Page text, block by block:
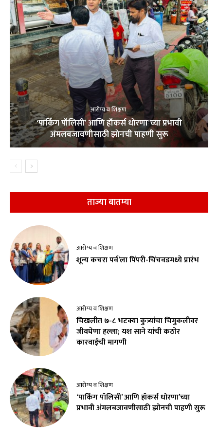
आरोग्य व शिक्षण
‘पार्किंग पॉलिसी’ आणि हॉकर्स धोरणा’च्या प्रभावी
अंमलबजावणीसाठी झोनची पाहणी सुरू
ताज्या बातम्या
आरोग्य व शिक्षण
शून्य कचरा पर्व’ला पिंपरी-चिंचवडमध्ये प्रारंभ
आरोग्य व शिक्षण
चिखलीत ७-८ भटक्या कुत्र्यांचा चिमुकलीवर
जीवघेणा हल्ला; यश साने यांची कठोर
कारवाईची मागणी
आरोग्य व शिक्षण
‘पार्किंग पॉलिसी’ आणि हॉकर्स धोरणा’च्या
प्रभावी अंमलबजावणीसाठी झोनची पाहणी सुरू